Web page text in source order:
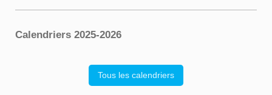
Calendriers 2025-2026
Tous les calendriers